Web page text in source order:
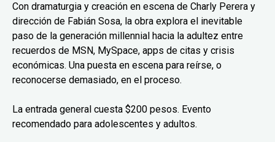
Con dramaturgia y creación en escena de Charly Perera y
dirección de Fabián Sosa, la obra explora el inevitable
paso de la generación millennial hacia la adultez entre
recuerdos de MSN, MySpace, apps de citas y crisis
económicas. Una puesta en escena para reírse, o
reconocerse demasiado, en el proceso.
La entrada general cuesta $200 pesos. Evento
recomendado para adolescentes y adultos.